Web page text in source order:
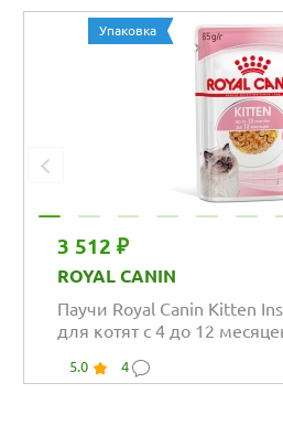
Упаковка
3 512 ₽
ROYAL CANIN
Паучи Royal Canin Kitten
для котят с 4 до 12
5.0 4